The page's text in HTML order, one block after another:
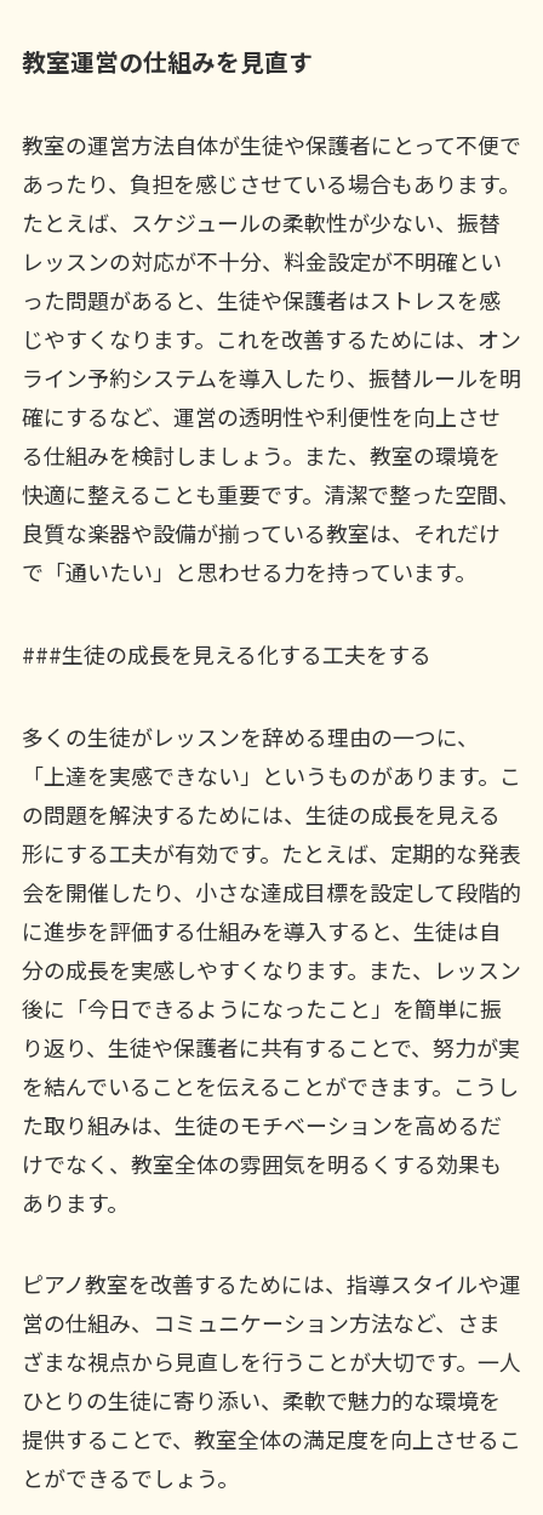
教室運営の仕組みを見直す
教室の運営方法自体が生徒や保護者にとって不便で
あったり、負担を感じさせている場合もあります。
たとえば、スケジュールの柔軟性が少ない、振替
レッスンの対応が不十分、料金設定が不明確とい
った問題があると、生徒や保護者はストレスを感
じやすくなります。これを改善するためには、オン
ライン予約システムを導入したり、振替ルールを明
確にするなど、運営の透明性や利便性を向上させ
る仕組みを検討しましょう。また、教室の環境を
快適に整えることも重要です。清潔で整った空間、
良質な楽器や設備が揃っている教室は、それだけ
で「通いたい」と思わせる力を持っています。
###生徒の成長を見える化する工夫をする
多くの生徒がレッスンを辞める理由の一つに、
「上達を実感できない」というものがあります。こ
の問題を解決するためには、生徒の成長を見える
形にする工夫が有効です。たとえば、定期的な発表
会を開催したり、小さな達成目標を設定して段階的
に進歩を評価する仕組みを導入すると、生徒は自
分の成長を実感しやすくなります。また、レッスン
後に「今日できるようになったこと」を簡単に振
り返り、生徒や保護者に共有することで、努力が実
を結んでいることを伝えることができます。こうし
た取り組みは、生徒のモチベーションを高めるだ
けでなく、教室全体の雰囲気を明るくする効果も
あります。
ピアノ教室を改善するためには、指導スタイルや運
営の仕組み、コミュニケーション方法など、さま
ざまな視点から見直しを行うことが大切です。一人
ひとりの生徒に寄り添い、柔軟で魅力的な環境を
提供することで、教室全体の満足度を向上させるこ
とができるでしょう。